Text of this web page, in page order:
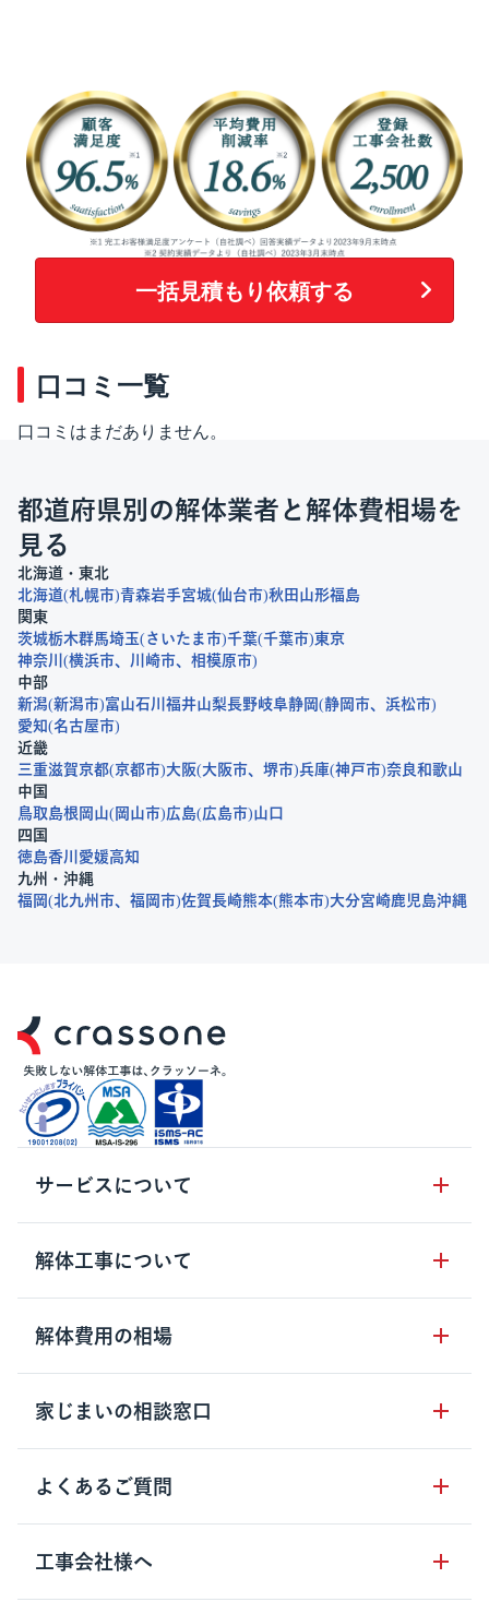
一括見積もり依頼する
口コミ一覧
口コミはまだありません。
都道府県別の解体業者と解体費相場を
見る
北海道・東北
北海道 札幌市 青森岩手宮城 仙台市 秋田 山形福島
関東
茨城栃木群馬埼玉 さいたま市 千葉 千葉市 東京
神奈川
横浜市 川崎市
相模原市
中部
新潟 新潟市 富山石川 福井山梨長野岐阜静岡 静岡市
浜松市
愛知 名古屋市
近畿
三重滋賀京都 京都市 大阪 大阪市 堺市 兵庫 神戸市 奈良和歌山
中国
鳥取 島根 岡山 岡山市 広島 広島市 山口
四国
徳島香川 愛媛高知
九州・沖縄
福岡 北九州市 福岡市 佐賀長崎熊本 熊本市 大分宮崎鹿児島沖縄
サービスについて
サービスの流れ
サービスのメリット
クラッソーネの自治体連携
お客さまの声
空き家の処分を検討のお客様へ
解体工事について
解体工事の基礎知識
解体工事に関わる法律
用語集
解体費用の相場
木造住宅の相場
鉄骨造住宅の相場
RC造住宅の相場
家じまいの相談窓口
家じまいの相談窓口
よくあるご質問
クラッソーネの利用方法
工事の進め方
工事会社様へ